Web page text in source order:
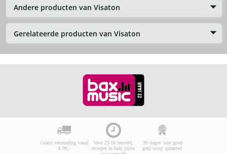
Andere producten van Visaton
Gerelateerde producten van Visaton
Gratis verzending vanaf
€ 99,-
Voor 23:00 besteld,
morgen in huis (mits
30 dagen 'niet goed
geld terug' garantie!